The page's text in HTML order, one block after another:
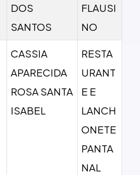
DOS
SANTOS
FLAUSI
NO
CASSIA
APARECIDA
ROSA SANTA
ISABEL
RESTA
URANT
E E
LANCH
ONETE
PANTA
NAL